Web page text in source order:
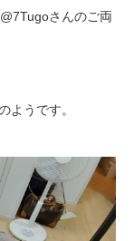
さんのご両
ようです。
方